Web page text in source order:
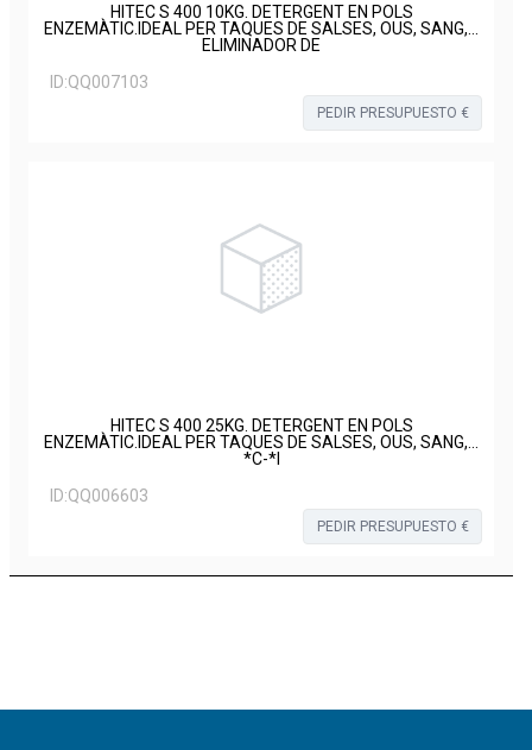
HITEC S 400 10KG. DETERGENT EN POLS
ENZEMÀTIC.IDEAL PER TAQUES DE SALSES, OUS, SANG,…
ELIMINADOR DE
ID:QQ007103
PEDIR PRESUPUESTO €
HITEC S 400 25KG. DETERGENT EN POLS
ENZEMÀTIC.IDEAL PER TAQUES DE SALSES, OUS, SANG,…
*C-*I
ID:QQ006603
PEDIR PRESUPUESTO €